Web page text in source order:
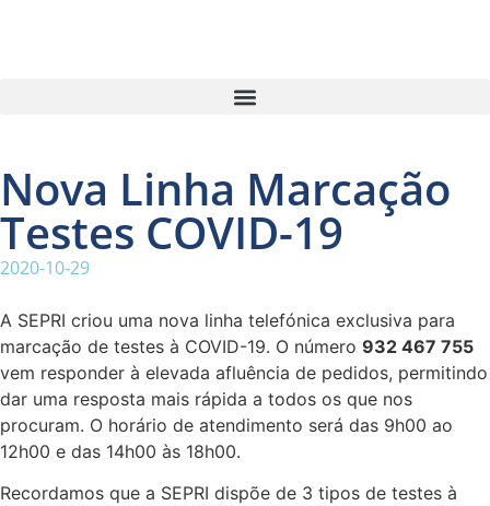
Nova Linha Marcação
Testes COVID-19
2020-10-29
A SEPRI criou uma nova linha telefónica exclusiva para
marcação de testes à COVID-19. O número 932 467 755
vem responder à elevada afluência de pedidos, permitindo
dar uma resposta mais rápida a todos os que nos
procuram. O horário de atendimento será das 9h00 ao
12h00 e das 14h00 às 18h00.
Recordamos que a SEPRI dispõe de 3 tipos de testes à